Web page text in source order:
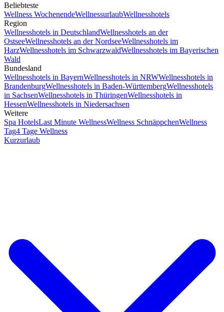
Beliebteste
Wellness WochenendeWellnessurlaubWellnesshotels
Region
Wellnesshotels in DeutschlandWellnesshotels an der
OstseeWellnesshotels an der NordseeWellnesshotels im
HarzWellnesshotels im SchwarzwaldWellnesshotels im Bayerischen
Wald
Bundesland
Wellnesshotels in BayernWellnesshotels in NRWWellnesshotels in
BrandenburgWellnesshotels in Baden-WürttembergWellnesshotels
in SachsenWellnesshotels in ThüringenWellnesshotels in
HessenWellnesshotels in Niedersachsen
Weitere
Spa HotelsLast Minute WellnessWellness SchnäppchenWellness
Tag4 Tage Wellness
Kurzurlaub